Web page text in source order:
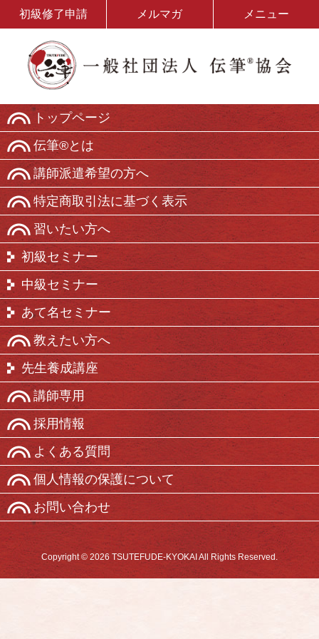
初級修了申請 メルマガ メニュー
トップページ
伝筆®とは
講師派遣希望の方へ
特定商取引法に基づく表示
習いたい方へ
初級セミナー
中級セミナー
あて名セミナー
教えたい方へ
先生養成講座
講師専用
採用情報
よくある質問
個人情報の保護について
お問い合わせ
Copyright © 2026 TSUTEFUDE-KYOKAI All Rights Reserved.